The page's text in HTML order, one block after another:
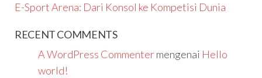
E-Sport Arena: Dari Konsol ke Kompetisi Dunia
RECENT COMMENTS
A WordPress Commentermengenai Hello
world!